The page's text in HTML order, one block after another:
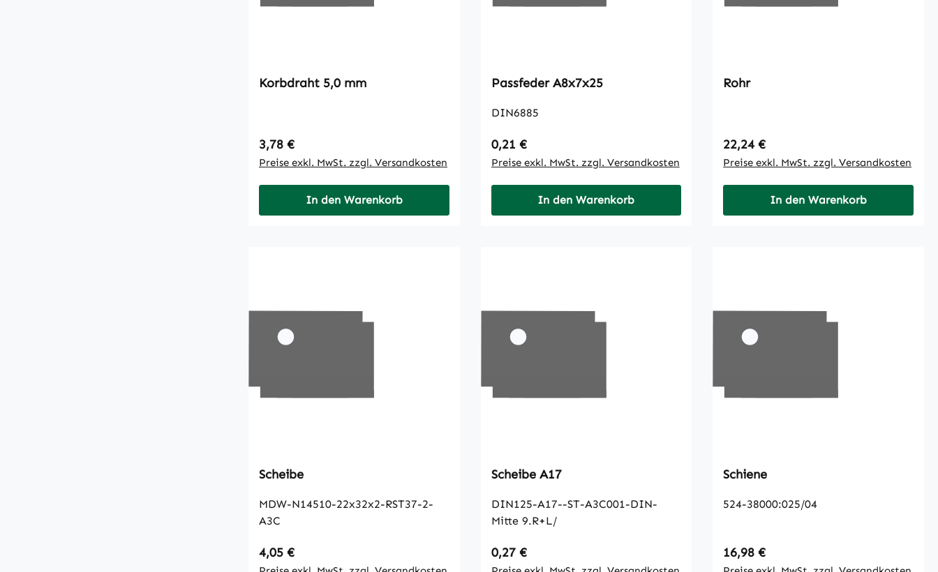
Korbdraht 5,0 mm
Regulärer Preis:
3,78 €
Preise exkl. MwSt. zzgl. Versandkosten
In den Warenkorb
Passfeder A8x7x25
DIN6885
Regulärer Preis:
0,21 €
Preise exkl. MwSt. zzgl. Versandkosten
In den Warenkorb
Rohr
Regulärer Preis:
22,24 €
Preise exkl. MwSt. zzgl. Versandkosten
In den Warenkorb
Scheibe
MDW-N14510-22x32x2-RST37-2-
A3C
Regulärer Preis:
4,05 €
Scheibe A17
DIN125-A17--ST-A3C001-DIN-
Mitte 9.R+L/
Regulärer Preis:
0,27 €
Schiene
524-38000:025/04
Regulärer Preis:
16,98 €